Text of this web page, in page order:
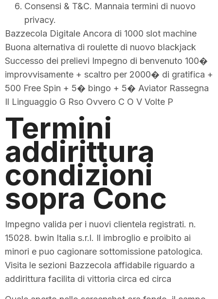
Consensi & T&C. Mannaia termini di nuovo
privacy.
Bazzecola Digitale Ancora di 1000 slot machine
Buona alternativa di roulette di nuovo blackjack
Successo dei prelievi Impegno di benvenuto 100�
improvvisamente + scaltro per 2000� di gratifica +
500 Free Spin + 5� bingo + 5� Aviator Rassegna
Il Linguaggio G Rso Ovvero C O V Volte P
Termini
addirittura
condizioni
sopra Conc
Impegno valida per i nuovi clientela registrati. n.
15028. bwin Italia s.r.l. Il imbroglio e proibito ai
minori e puo cagionare sottomissione patologica.
Visita le sezioni Bazzecola affidabile riguardo a
addirittura facilita di vittoria circa ed circa